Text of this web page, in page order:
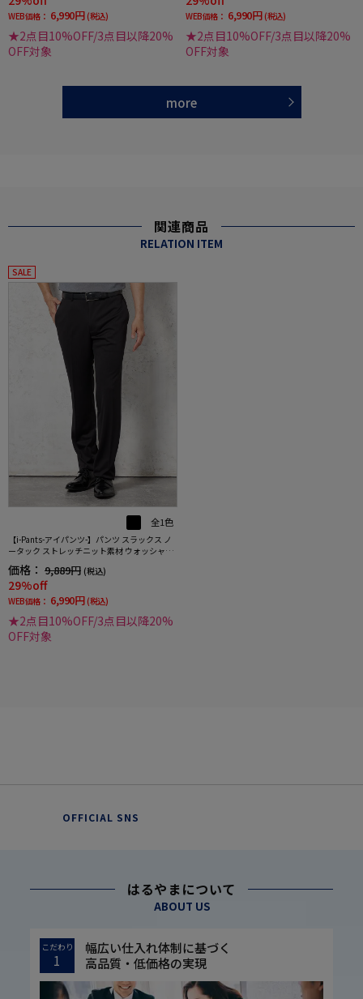
WEB価格： 6,990円 (税込)
★2点目10%OFF/3点目以降20%
OFF対象
WEB価格： 6,990円 (税込)
★2点目10%OFF/3点目以降20%
OFF対象
more
関連商品
RELATION ITEM
SALE
全1色
【i-Pants-アイパンツ-】パンツ スラックス ノ
ータック ストレッチニット素材 ウォッシャブ
価格： 9,889円 (税込)
29%off
WEB価格： 6,990円 (税込)
★2点目10%OFF/3点目以降20%
OFF対象
OFFICIAL SNS
はるやまについて
ABOUT US
こだわり
1
幅広い仕入れ体制に基づく
高品質・低価格の実現